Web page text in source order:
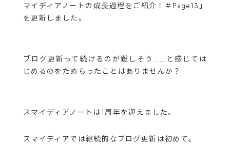
マイディアノートの成長過程をご紹介！＃Page13」
を更新しました。
ブログ更新って続けるのが難しそう……と感じては
じめるのをためらったことはありませんか？
スマイディアノートは1周年を迎えました。
スマイディアでは継続的なブログ更新は初めて。